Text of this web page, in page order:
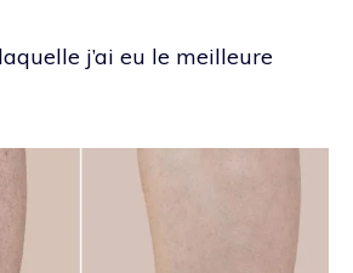
j’ai eu le meilleure